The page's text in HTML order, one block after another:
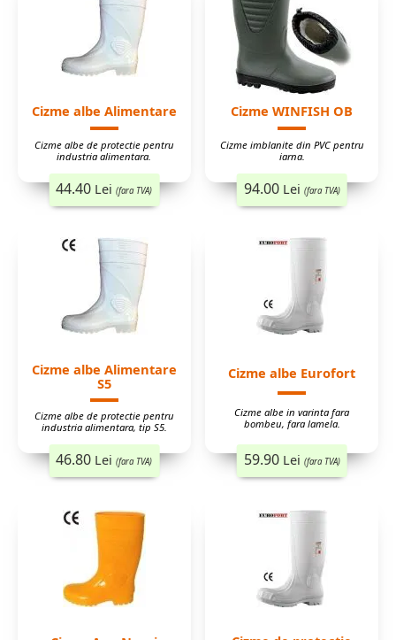
Cizme albe Alimentare
Cizme albe de protectie pentru
industria alimentara.
44.40 Lei (fara TVA)
Cizme WINFISH OB
Cizme imblanite din PVC pentru
iarna.
94.00 Lei (fara TVA)
Cizme albe Alimentare
S5
Cizme albe de protectie pentru
industria alimentara, tip S5.
46.80 Lei (fara TVA)
Cizme albe Eurofort
Cizme albe in varinta fara
bombeu, fara lamela.
59.90 Lei (fara TVA)